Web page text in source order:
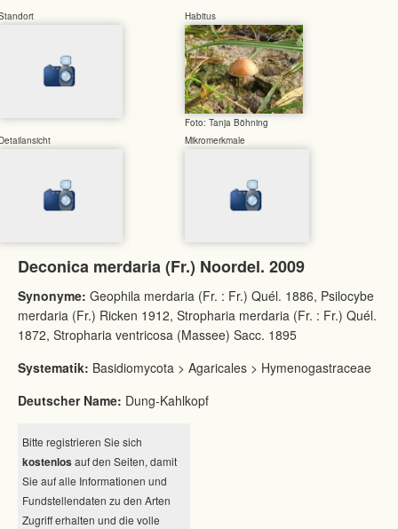
Habitus
Foto: Tanja Böhning
Mikromerkmale
Deconica merdaria (Fr.) Noordel. 2009
Synonyme: Geophila merdaria (Fr. : Fr.) Quél. 1886, Psilocybe
merdaria (Fr.) Ricken 1912, Stropharia merdaria (Fr. : Fr.) Quél.
1872, Stropharia ventricosa (Massee) Sacc. 1895
Systematik: Basidiomycota > Agaricales > Hymenogastraceae
Deutscher Name: Dung-Kahlkopf
Bitte registrieren Sie sich
kostenlos auf den Seiten, damit
Sie auf alle Informationen und
Fundstellendaten zu den Arten
Zugriff erhalten und die volle